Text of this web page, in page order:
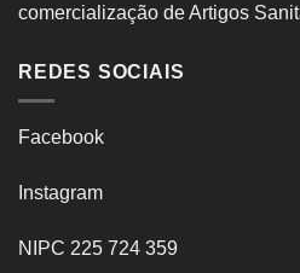
comercialização de Artigos
REDES SOCIAIS
Facebook
Instagram
NIPC 225 724 359